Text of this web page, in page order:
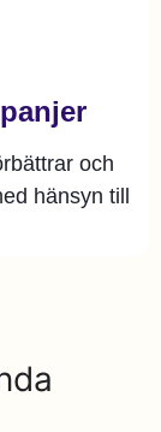
och
hänsyn till